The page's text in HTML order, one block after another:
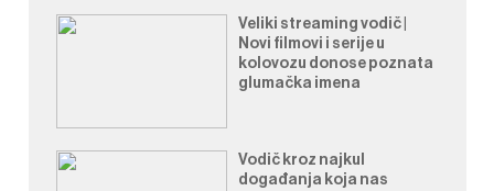
Veliki streaming vodič |
Novi filmovi i serije u
kolovozu donose poznata
glumačka imena
Vodič kroz najkul
događanja koja nas